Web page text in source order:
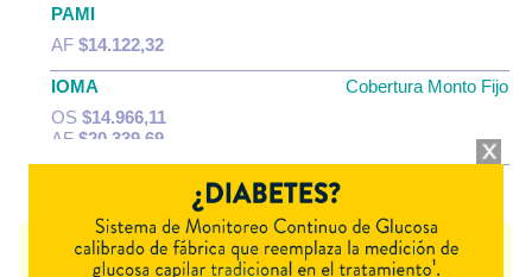
PAMI
AF $14.122,32
IOMA
Cobertura Monto Fijo
OS $14.966,11
AF $20.339,69
VASEXTEN 100contienelosartány se indica comoAntihipertensivo
producido porLaboratorios Bernabóy cuenta con 1 presentación